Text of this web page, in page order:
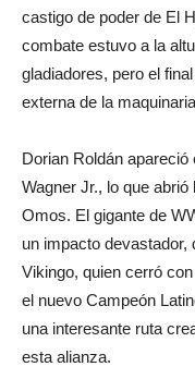
castigo de poder de El
combate estuvo a la
gladiadores, pero el
externa de la
Dorian Roldán
Wagner Jr., lo que
Omos. El gigante de
un impacto devastador,
Vikingo, quien cerró
el nuevo Campeón
una interesante ruta
esta alianza.